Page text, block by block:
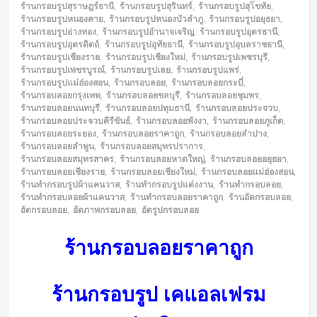
ร้านกรอบรูปสุราษฎร์ธานี, ร้านกรอบรูปสุรินทร์, ร้านกรอบรูปสุโขทัย,
ร้านกรอบรูปหนองคาย, ร้านกรอบรูปหนองบัวลำภู, ร้านกรอบรูปอยุธยา,
ร้านกรอบรูปอ่างทอง, ร้านกรอบรูปอำนาจเจริญ, ร้านกรอบรูปอุดรธานี,
ร้านกรอบรูปอุตรดิตถ์, ร้านกรอบรูปอุทัยธานี, ร้านกรอบรูปอุบลราชธานี,
ร้านกรอบรูปเชียงราย, ร้านกรอบรูปเชียงใหม่, ร้านกรอบรูปเพชรบุรี,
ร้านกรอบรูปเพชรบูรณ์, ร้านกรอบรูปเลย, ร้านกรอบรูปแพร่,
ร้านกรอบรูปแม่ฮ่องสอน, ร้านกรอบลอย, ร้านกรอบลอยกระบี่,
ร้านกรอบลอยกรุงเทพ, ร้านกรอบลอยชลบุรี, ร้านกรอบลอยชุมพร,
ร้านกรอบลอยนนทบุรี, ร้านกรอบลอยปทุมธานี, ร้านกรอบลอยประจวบ,
ร้านกรอบลอยประจวบคีรีขันธ์, ร้านกรอบลอยพังงา, ร้านกรอบลอยภูเก็ต,
ร้านกรอบลอยระยอง, ร้านกรอบลอยราคาถูก, ร้านกรอบลอยลำปาง,
ร้านกรอบลอยลำพูน, ร้านกรอบลอยสมุทรปราการ,
ร้านกรอบลอยสมุทรสาคร, ร้านกรอบลอยหาดใหญ่, ร้านกรอบลอยอยุธยา,
ร้านกรอบลอยเชียงราย, ร้านกรอบลอยเชียงใหม่, ร้านกรอบลอยแม่ฮ่องสอน,
ร้านทำกรอบรูปผ้าแคนวาส, ร้านทำกรอบรูปแต่งงาน, ร้านทำกรอบลอย,
ร้านทำกรอบลอยผ้าแคนวาส, ร้านทำกรอบลอยราคาถูก, ร้านอัดกรอบลอย,
อัดกรอบลอย, อัดภาพกรอบลอย, อัดรูปกรอบลอย
ร้านกรอบลอยราคาถูก
ร้านกรอบรูป เคแอลเฟรม